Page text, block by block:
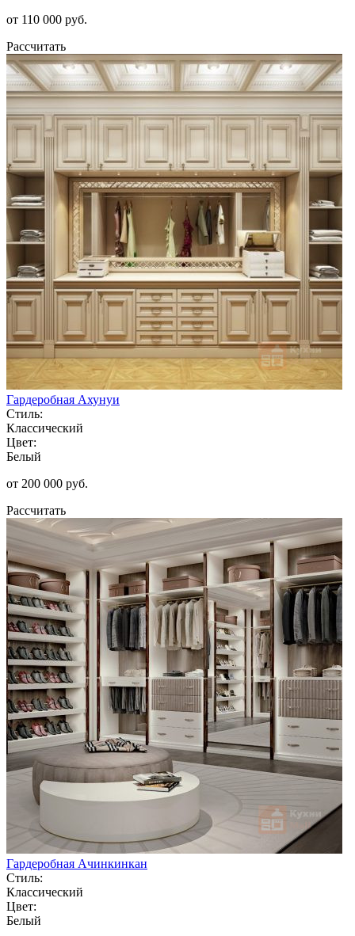
от 110 000 руб.
Рассчитать
Гардеробная Ахунуи
Стиль:
Классический
Цвет:
Белый
от 200 000 руб.
Рассчитать
Гардеробная Ачинкинкан
Стиль:
Классический
Цвет:
Белый